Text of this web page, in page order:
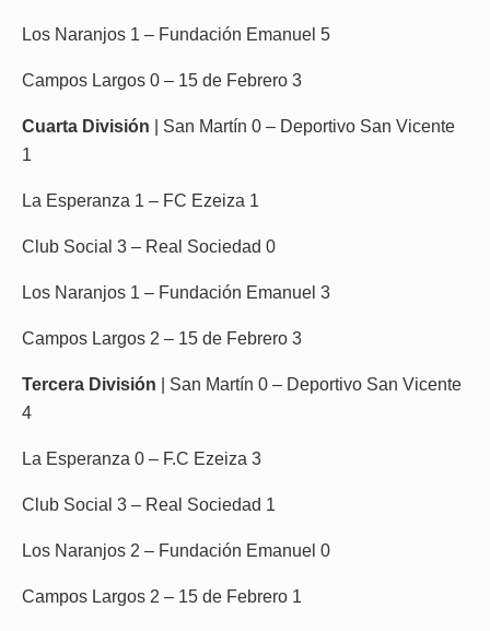
Los Naranjos 1 – Fundación Emanuel 5
Campos Largos 0 – 15 de Febrero 3
Cuarta División | San Martín 0 – Deportivo San Vicente
1
La Esperanza 1 – FC Ezeiza 1
Club Social 3 – Real Sociedad 0
Los Naranjos 1 – Fundación Emanuel 3
Campos Largos 2 – 15 de Febrero 3
Tercera División | San Martín 0 – Deportivo San Vicente
4
La Esperanza 0 – F.C Ezeiza 3
Club Social 3 – Real Sociedad 1
Los Naranjos 2 – Fundación Emanuel 0
Campos Largos 2 – 15 de Febrero 1